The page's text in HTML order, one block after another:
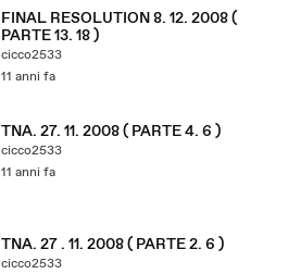
FINAL RESOLUTION 8. 12. 2008 (
PARTE 13. 18 )
cicco2533
11 anni fa
TNA. 27. 11. 2008 ( PARTE 4. 6 )
cicco2533
11 anni fa
TNA. 27 . 11. 2008 ( PARTE 2. 6 )
cicco2533